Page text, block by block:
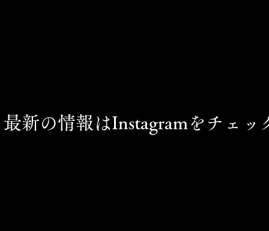
最新の情報はInstagramをチェッ